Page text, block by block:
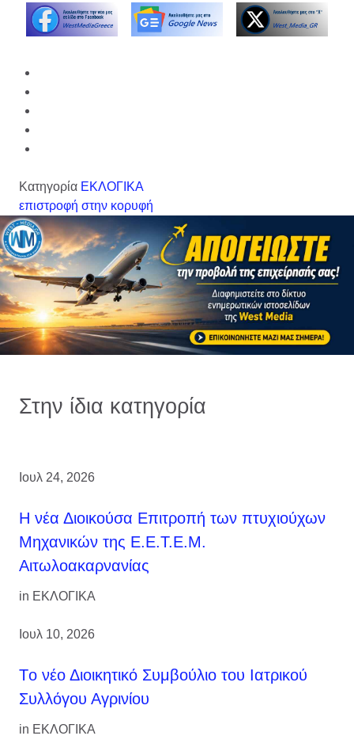
Κατηγορία ΕΚΛΟΓΙΚΑ
επιστροφή στην κορυφή
Στην ίδια κατηγορία
Ιουλ 24, 2026
H νέα Διοικούσα Επιτροπή των πτυχιούχων
Μηχανικών της Ε.Ε.Τ.Ε.Μ.
Αιτωλοακαρνανίας
in ΕΚΛΟΓΙΚΑ
Ιουλ 10, 2026
Tο νέο Διοικητικό Συμβούλιο του Ιατρικού
Συλλόγου Αγρινίου
in ΕΚΛΟΓΙΚΑ